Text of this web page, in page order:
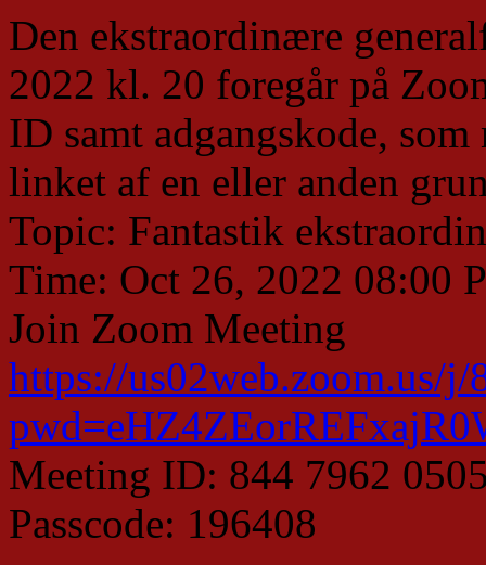
Den ekstraordinære
2022 kl. 20 foregår på
ID samt adgangskode,
linket af en eller anden
Topic: Fantastik
Time: Oct 26, 2022 08:00
Join Zoom Meeting
https://us02web.zoom.us/j/
Meeting ID: 844 7962
Passcode: 196408